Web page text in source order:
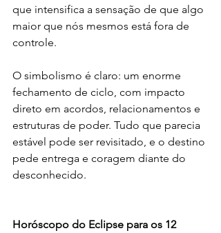
que intensifica a sensação de que algo
maior que nós mesmos está fora de
controle.
O simbolismo é claro: um enorme
fechamento de ciclo, com impacto
direto em acordos, relacionamentos e
estruturas de poder. Tudo que parecia
estável pode ser revisitado, e o destino
pede entrega e coragem diante do
desconhecido.
Horóscopo do Eclipse para os 12